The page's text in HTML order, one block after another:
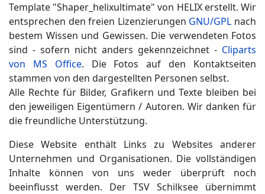
Template "Shaper_helixultimate" von HELIX erstellt. Wir
entsprechen den freien Lizenzierungen GNU/GPL nach
bestem Wissen und Gewissen. Die verwendeten Fotos
sind - sofern nicht anders gekennzeichnet - Cliparts
von MS Office. Die Fotos auf den Kontaktseiten
stammen von den dargestellten Personen selbst.
Alle Rechte für Bilder, Grafikern und Texte bleiben bei
den jeweiligen Eigentümern / Autoren. Wir danken für
die freundliche Unterstützung.
Diese Website enthält Links zu Websites anderer
Unternehmen und Organisationen. Die vollständigen
Inhalte können von uns weder überprüft noch
beeinflusst werden. Der TSV Schilksee übernimmt